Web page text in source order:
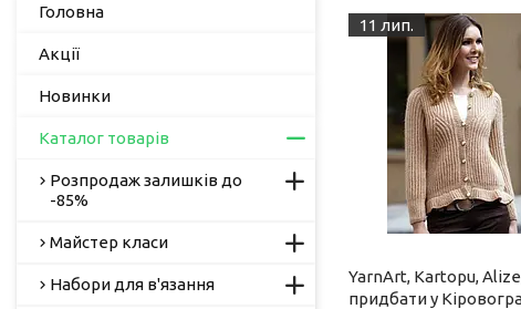
11 лип.
YarnArt, Kartopu,
придбати у
Головна
Акції
Новинки
Каталог товарів
Розпродаж залишків до
-85%
Майстер класи
Набори для в'язання